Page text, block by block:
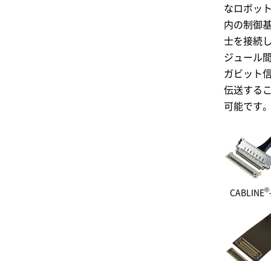
なロボッ
内の制御
士を接続
ジュール
ガビット
伝送する
可能です
CABLINE®